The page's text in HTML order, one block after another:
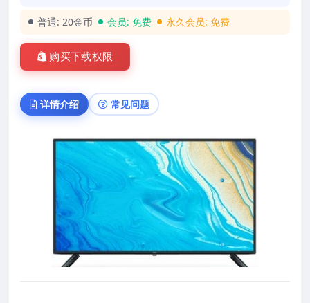
普通: 20金币 会员: 免费 永久会员: 免费
购买下载权限
详情介绍 常见问题